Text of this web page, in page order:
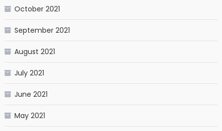
October 2021
September 2021
August 2021
July 2021
June 2021
May 2021